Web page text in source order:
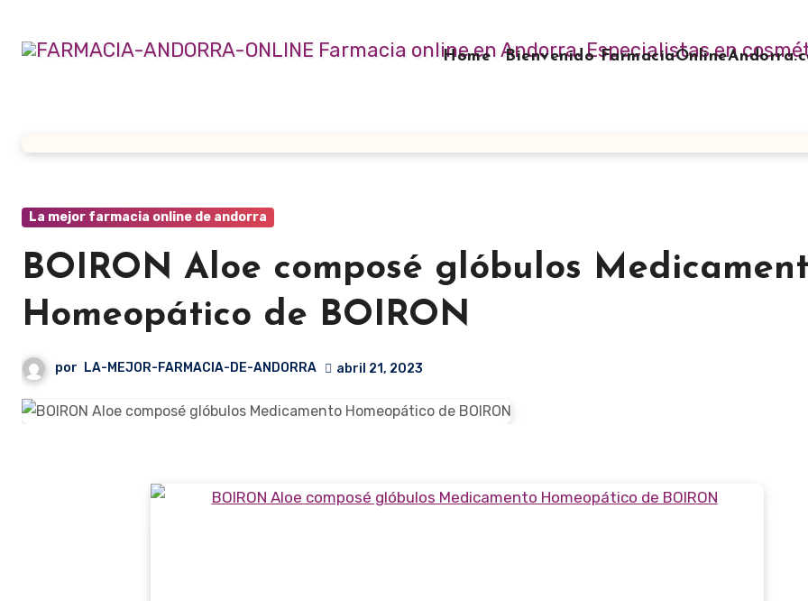
contenido
Home Bienvenido
La mejor farmacia online de andorra
BOIRON Aloe composé glóbulos
Homeopático de BOIRON
por LA-MEJOR-FARMACIA-DE-ANDORRA abril 21, 2023